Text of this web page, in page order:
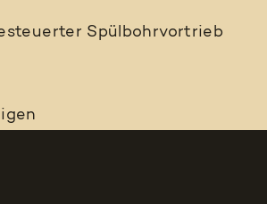
Spülbohrvortrieb